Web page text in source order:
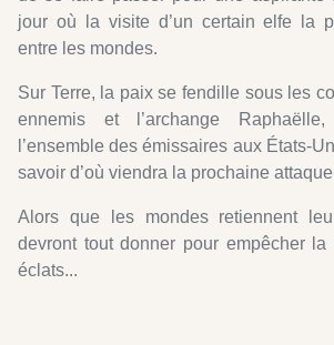
jour où la visite d’un certain elfe la
entre les mondes.
Sur Terre, la paix se fendille sous les
ennemis et l’archange
l’ensemble des émissaires aux États-
savoir d’où viendra la prochaine
Alors que les mondes retiennent
devront tout donner pour empêcher
éclats...